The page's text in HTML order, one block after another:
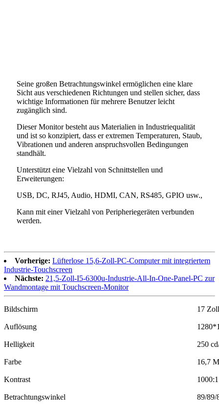
Seine großen Betrachtungswinkel ermöglichen eine klare
Sicht aus verschiedenen Richtungen und stellen sicher, dass
wichtige Informationen für mehrere Benutzer leicht
zugänglich sind.
Dieser Monitor besteht aus Materialien in Industriequalität
und ist so konzipiert, dass er extremen Temperaturen, Staub,
Vibrationen und anderen anspruchsvollen Bedingungen
standhält.
Unterstützt eine Vielzahl von Schnittstellen und
Erweiterungen:
USB, DC, RJ45, Audio, HDMI, CAN, RS485, GPIO usw.,
Kann mit einer Vielzahl von Peripheriegeräten verbunden
werden.
Vorherige: Lüfterlose 15,6-Zoll-PC-Computer mit integriertem
Industrie-Touchscreen
Nächste: 21,5-Zoll-I5-6300u-Industrie-All-In-One-Panel-PC zur
Wandmontage mit Touchscreen-Monitor
Bildschirm 17 Zoll
Auflösung
Helligkeit 250
Farbe 16,7
Kontrast 1000:1
Betrachtungswinkel 89/89/